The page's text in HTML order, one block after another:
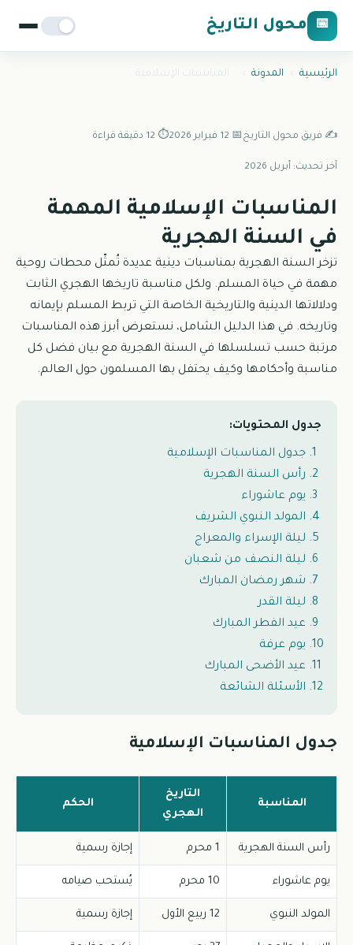
📅 محول التاريخ
الرئيسية المدونة المناسبات الإسلامية
✍️ فريق محول التاريخ 📅 12 فبراير 2026 ⏱️ 12 دقيقة قراءة
آخر تحديث: أبريل 2026
المناسبات الإسلامية المهمة
في السنة الهجرية
تزخر السنة الهجرية بمناسبات دينية عديدة تُمثّل محطات روحية
مهمة في حياة المسلم. ولكل مناسبة تاريخها الهجري الثابت
ودلالاتها الدينية والتاريخية الخاصة التي تربط المسلم بإيمانه
وتاريخه. في هذا الدليل الشامل، نستعرض أبرز هذه المناسبات
مرتبة حسب تسلسلها في السنة الهجرية مع بيان فضل كل
مناسبة وأحكامها وكيف يحتفل بها المسلمون حول العالم.
جدول المحتويات:
جدول المناسبات الإسلامية
رأس السنة الهجرية
يوم عاشوراء
المولد النبوي الشريف
ليلة الإسراء والمعراج
ليلة النصف من شعبان
شهر رمضان المبارك
ليلة القدر
عيد الفطر المبارك
يوم عرفة
عيد الأضحى المبارك
الأسئلة الشائعة
جدول المناسبات الإسلامية
المناسبة
التاريخ
الهجري
الحكم
رأس السنة الهجرية 1 محرم إجازة رسمية
يوم عاشوراء 10 محرم يُستحب صيامه
المولد النبوي 12 ربيع الأول إجازة رسمية